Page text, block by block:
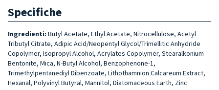
Specifiche
Ingredienti: Butyl Acetate, Ethyl Acetate, Nitrocellulose, Acetyl
Tributyl Citrate, Adipic Acid/Neopentyl Glycol/Trimellitic Anhydride
Copolymer, Isopropyl Alcohol, Acrylates Copolymer, Stearalkonium
Bentonite, Mica, N-Butyl Alcohol, Benzophenone-1,
Trimethylpentanediyl Dibenzoate, Lithothamnion Calcareum Extract,
Hexanal, Polyvinyl Butyral, Mannitol, Diatomaceous Earth, Zinc